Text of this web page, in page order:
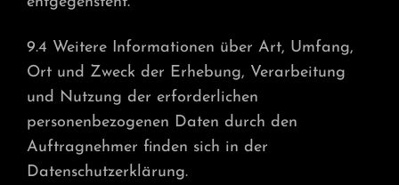
9.4 Weitere Informationen über Art, Umfang,
Ort und Zweck der Erhebung, Verarbeitung
und Nutzung der erforderlichen
personenbezogenen Daten durch den
Auftragnehmer finden sich in der
Datenschutzerklärung.